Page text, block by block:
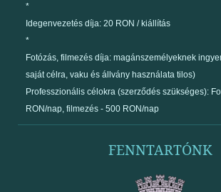
*
Idegenvezetés díja: 20 RON / kiállítás
*
Fotózás, filmezés díja: magánszemélyeknek
saját célra, vaku és állvány használata tilos)
Professzionális célokra (szerződés szükséges):
RON/nap, filmezés - 500 RON/nap
FENNTARTÓNK